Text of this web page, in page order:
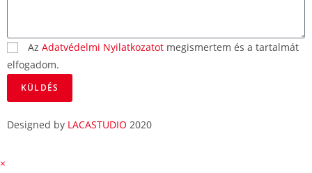
Az Adatvédelmi Nyilatkozatot megismertem és a tartalmát
elfogadom.
KÜLDÉS
Designed by LACASTUDIO 2020
×